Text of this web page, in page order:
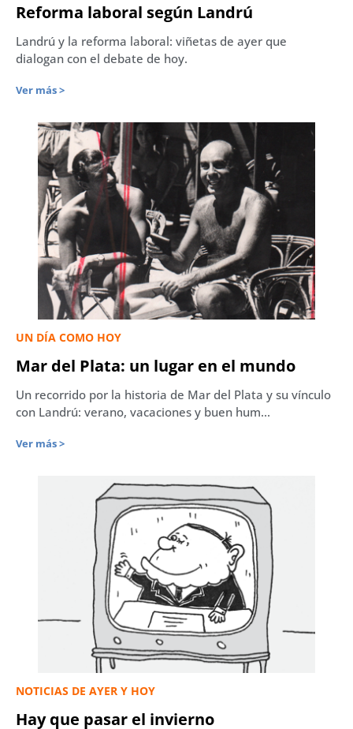
Reforma laboral según Landrú
Landrú y la reforma laboral: viñetas de ayer que
dialogan con el debate de hoy.
Ver más >
UN DÍA COMO HOY
Mar del Plata: un lugar en el mundo
Un recorrido por la historia de Mar del Plata y su vínculo
con Landrú: verano, vacaciones y buen hum...
Ver más >
NOTICIAS DE AYER Y HOY
Hay que pasar el invierno